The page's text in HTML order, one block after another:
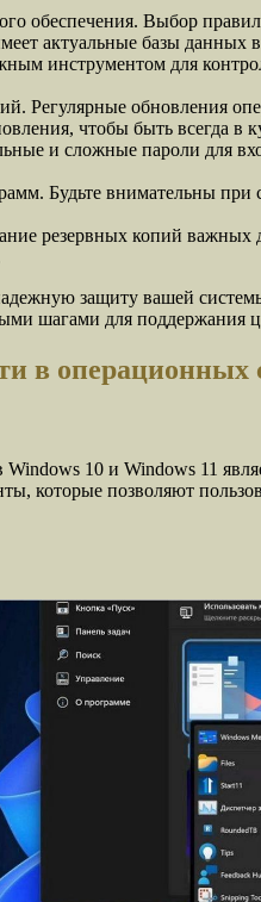
обеспечения. Выбор
актуальные базы данных
инструментом для
Регулярные обновления
чтобы быть всегда в
и сложные пароли для
Будьте внимательны
резервных копий
защиту вашей
шагами для поддержания
в операционных
10 и Windows 11
которые позволяют